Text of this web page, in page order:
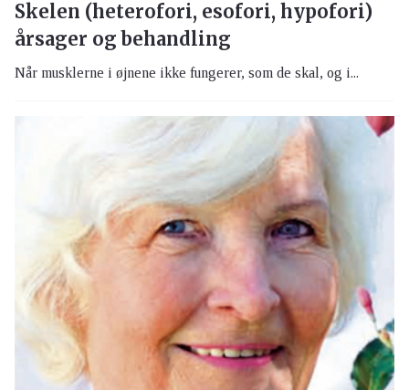
Skelen (heterofori, esofori, hypofori)
årsager og behandling
Når musklerne i øjnene ikke fungerer, som de skal, og i...